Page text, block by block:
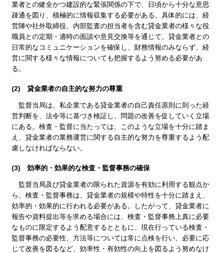
業者との健全かつ建設的な緊張関係の下で、日頃から十分な意思
疎通を図り、積極的に情報収集する必要がある。具体的には、経
営陣や社外取締役、内部監査の担当者を含む貸金業者の様々な役
職員との定期・適時の面談や意見交換等を通じて、貸金業者との
日常的なコミュニケーションを確保し、財務情報のみならず、経
営に関する様々な情報についても把握するよう努める必要があ
る。
(2) 貸金業者の自主的な努力の尊重
監督当局は、私企業である貸金業者の自己責任原則に則った経
営判断を、法令等に基づき検証し、問題の改善を促していく立場
にある。検査・監督に当たっては、このような立場を十分に踏ま
え、貸金業者の業務運営に関する自主的な努力を尊重するよう配
慮しなければならない。
(3) 効率的・効果的な検査・監督事務の確保
監督当局及び貸金業者の限られた資源を有効に利用する観点か
ら、検査・監督事務は、貸金業者の規模や特性を十分に踏まえ、
効率的・効果的に行われる必要がある。したがって、貸金業者に
報告や資料提出等を求める場合には、検査・監督事務上真に必要
なものに限定するよう配意するとともに、現在行っている検査・
監督事務の必要性、方法等については常に点検を行い、必要に応
じて改善を図るなど、効率性・有効性の向上を図るよう努めなけ